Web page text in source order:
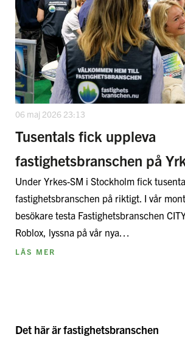
06 maj 2026 23:13
Tusentals fick uppleva
fastighetsbranschen på
Under Yrkes-SM i Stockholm fick
fastighetsbranschen på riktigt. I vår
besökare testa Fastighetsbranschen
Roblox, lyssna på vår nya…
LÄS MER
Det här är fastighetsbranschen